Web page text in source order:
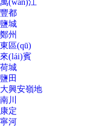
萬(wàn)江
豐都
鹽城
鄭州
東區(qū)
來(lái)賓
荷城
鹽田
大興安嶺地
南川
康定
寧河